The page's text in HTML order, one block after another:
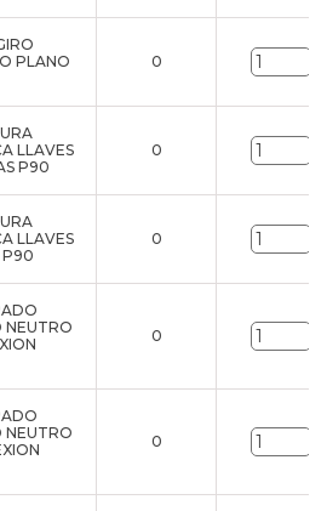
PLANO
0
LLAVES
P90
0
LLAVES
P90
0
NEUTRO
0
NEUTRO
0